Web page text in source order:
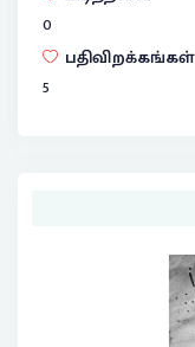
0
பதிவிறக்கங்கள்
5